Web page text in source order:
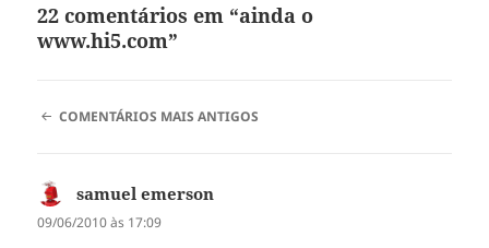
22 comentários em “ainda o
www.hi5.com”
NAVEGAÇÃO
COMENTÁRIOS MAIS ANTIGOS
samuel emerson
09/06/2010 às 17:09